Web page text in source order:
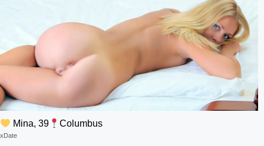
Mina, 39 Columbus
xDate